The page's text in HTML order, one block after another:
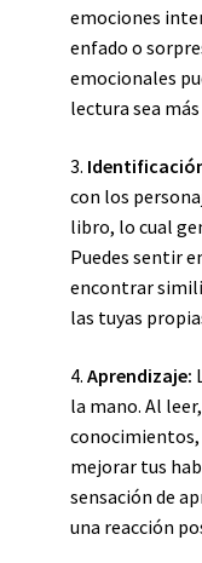
emociones
enfado o
emocionales
lectura sea
3.
con los
libro, lo cual
Puedes sentir
encontrar
las tuyas
4. Aprendizaje:
la mano. Al
mejorar tus
sensación de
una reacción